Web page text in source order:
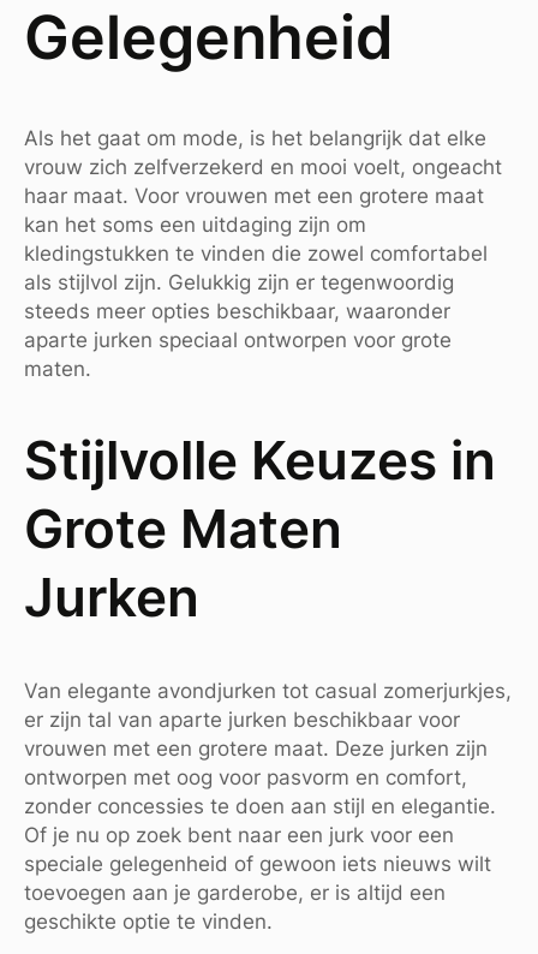
Gelegenheid
Als het gaat om mode, is het belangrijk dat elke
vrouw zich zelfverzekerd en mooi voelt, ongeacht
haar maat. Voor vrouwen met een grotere maat
kan het soms een uitdaging zijn om
kledingstukken te vinden die zowel comfortabel
als stijlvol zijn. Gelukkig zijn er tegenwoordig
steeds meer opties beschikbaar, waaronder
aparte jurken speciaal ontworpen voor grote
maten.
Stijlvolle Keuzes in
Grote Maten
Jurken
Van elegante avondjurken tot casual zomerjurkjes,
er zijn tal van aparte jurken beschikbaar voor
vrouwen met een grotere maat. Deze jurken zijn
ontworpen met oog voor pasvorm en comfort,
zonder concessies te doen aan stijl en elegantie.
Of je nu op zoek bent naar een jurk voor een
speciale gelegenheid of gewoon iets nieuws wilt
toevoegen aan je garderobe, er is altijd een
geschikte optie te vinden.